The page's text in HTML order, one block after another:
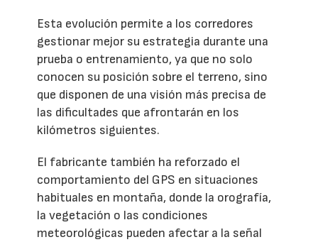
Esta evolución permite a los corredores
gestionar mejor su estrategia durante una
prueba o entrenamiento, ya que no solo
conocen su posición sobre el terreno, sino
que disponen de una visión más precisa de
las dificultades que afrontarán en los
kilómetros siguientes.
El fabricante también ha reforzado el
comportamiento del GPS en situaciones
habituales en montaña, donde la orografía,
la vegetación o las condiciones
meteorológicas pueden afectar a la señal